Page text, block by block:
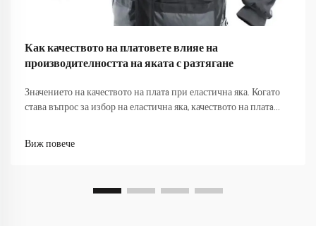
Как качеството на платовете влияе на
производителността на яката с разтягане
Значението на качеството на платa при еластична яка. Когато
става въпрос за избор на еластична яка, качеството на платa
Виж повече